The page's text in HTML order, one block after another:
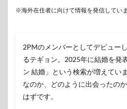
※海外在住者に向けて情報を発信していま
2PMのメンバーとしてデビュー
るテギョン。2025年に結婚を発
ン 結婚」という検索が増えてい
なのか、どのように出会ったの
はずです。